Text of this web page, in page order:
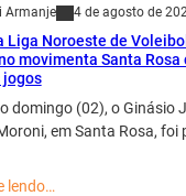
Armanje 4 de agosto de
Liga Noroeste de
movimenta Santa Rosa
jogos
domingo (02), o Ginásio
em Santa Rosa, foi
lendo…